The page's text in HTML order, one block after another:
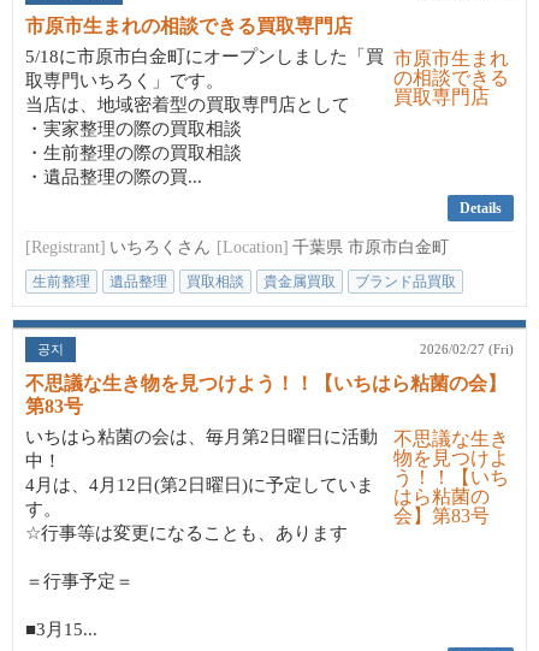
市原市生まれの相談できる買取専門店
5/18に市原市白金町にオープンしました「買
取専門いちろく」です。
当店は、地域密着型の買取専門店として
・実家整理の際の買取相談
・生前整理の際の買取相談
・遺品整理の際の買...
Details
[Registrant] いちろくさん [Location] 千葉県 市原市白金町
生前整理 遺品整理 買取相談 貴金属買取 ブランド品買取
공지 2026/02/27 (Fri)
不思議な生き物を見つけよう！！【いちはら粘菌の会】
第83号
いちはら粘菌の会は、毎月第2日曜日に活動
中！
4月は、4月12日(第2日曜日)に予定していま
す。
☆行事等は変更になることも、あります
＝行事予定＝
■3月15...